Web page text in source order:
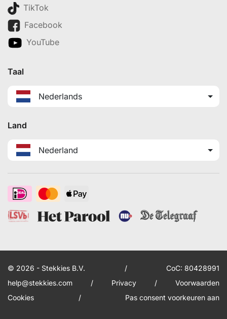
TikTok
Facebook
YouTube
Taal
Nederlands
Land
Nederland
© 2026 - Stekkies B.V. /
CoC: 80428991
help@stekkies.com
/ Privacy /
Voorwaarden
Cookies
/ Pas consent voorkeuren aan